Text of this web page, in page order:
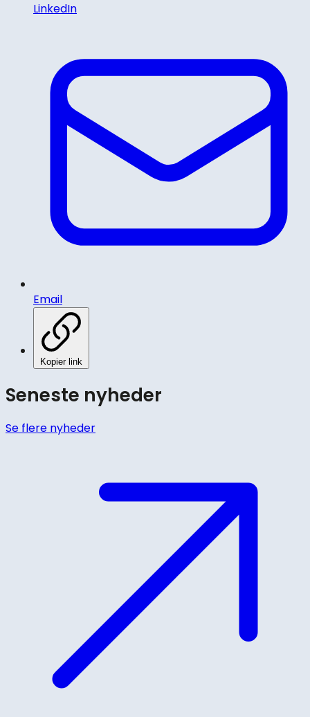
LinkedIn
Email
Kopier link
Seneste nyheder
Se flere nyheder